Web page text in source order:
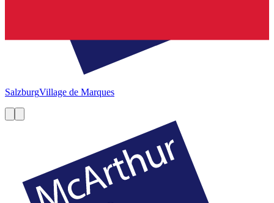
SalzburgVillage de Marques